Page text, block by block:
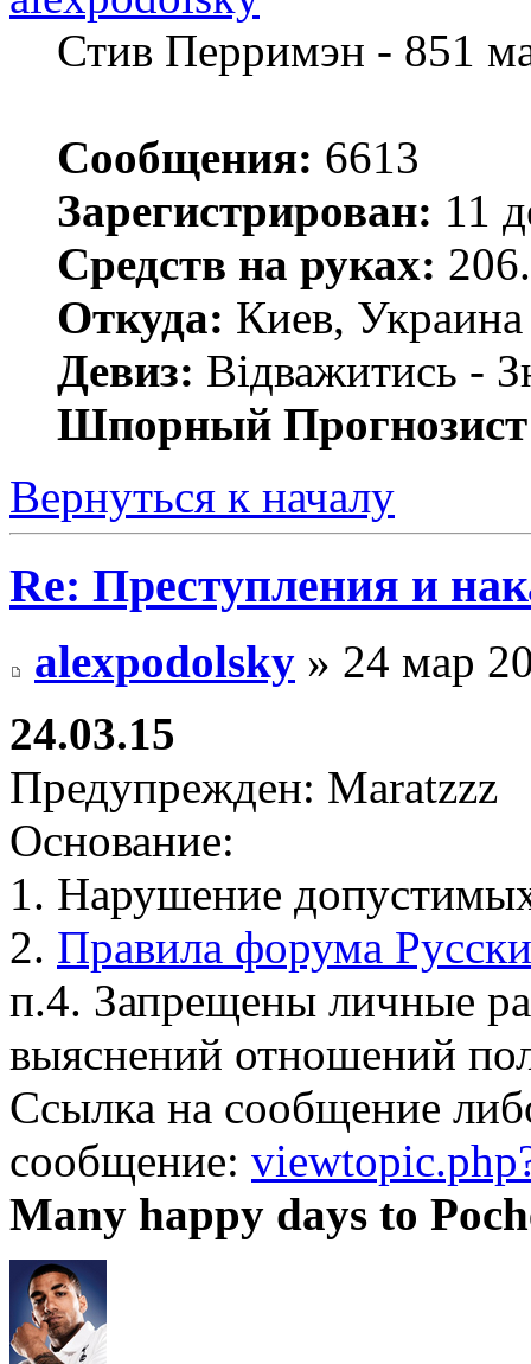
Стив Перримэн - 851
Сообщения: 6613
Зарегистрирован: 11
Средств на руках:
Откуда: Киев, Украина
Девиз: Відважитись -
Шпорный
Вернуться к началу
Re: Преступления и
alexpodolsky » 24 мар
24.03.15
Предупрежден: Maratzzz
Основание:
1. Нарушение
2. Правила форума
п.4. Запрещены личные
выяснений отношений
Ссылка на сообщение
сообщение:
Many happy days to